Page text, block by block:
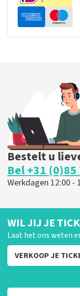
Bestelt u
Bel +31 (0)85
Werkdagen 12:00 -
WIL JIJ JE
Laat het ons weten
VERKOOP JE